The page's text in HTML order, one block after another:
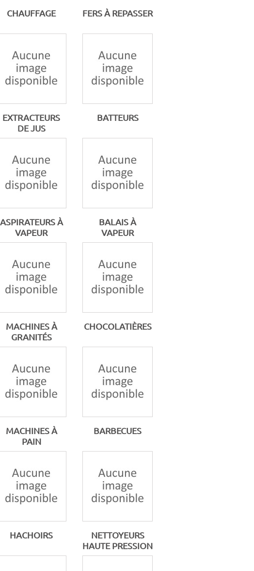
CHAUFFAGE FERS À REPASSER
EXTRACTEURS
DE JUS
BATTEURS
ASPIRATEURS À
VAPEUR
BALAIS À
VAPEUR
MACHINES À
GRANITÉS
CHOCOLATIÈRES
MACHINES À
PAIN
BARBECUES
HACHOIRS
NETTOYEURS
HAUTE PRESSION